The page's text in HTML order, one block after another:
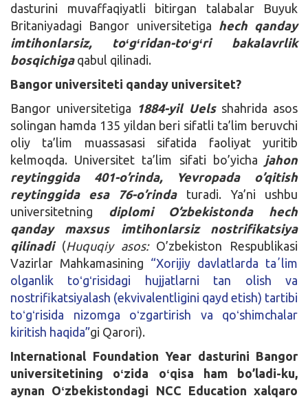
dasturini muvaffaqiyatli bitirgan talabalar Buyuk
Britaniyadagi Bangor universitetiga
hech qanday
imtihonlarsiz, toʻgʻridan-toʻgʻri bakalavrlik
bosqichigaqabul qilinadi.
Bangor universiteti qanday universitet?
Bangor universitetiga 1884-yil Uelsshahrida asos
solingan hamda 135 yildan beri sifatli ta’lim beruvchi
oliy ta’lim muassasasi sifatida faoliyat yuritib
kelmoqda. Universitet ta’lim sifati bo’yicha jahon
reytinggida 401-o’rinda,
Yevropada o’qitish
reytinggida esa 76-o’rindaturadi. Ya’ni ushbu
universitetning diplomi O’zbekistonda hech
qanday maxsus imtihonlarsiz nostrifikatsiya
qilinadi(Huquqiy asos:O’zbekiston Respublikasi
Vazirlar Mahkamasining “Xorijiy davlatlarda taʼlim
olganlik toʻgʻrisidagi hujjatlarni tan olish va
nostrifikatsiyalash (ekvivalеntligini qayd etish) tartibi
toʻgʻrisida nizomga oʻzgartirish va qoʻshimchalar
kiritish haqida”gi Qarori).
International Foundation Year dasturini Bangor
universitetining oʻzida oʻqisa ham bo’ladi-ku,
aynan Oʻzbekistondagi NCC Education xalqaro